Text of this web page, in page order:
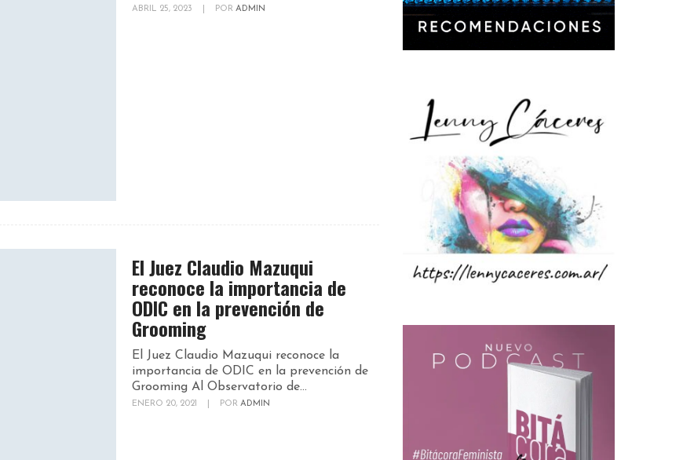
ABRIL 25, 2023 POR ADMIN
El Juez Claudio Mazuqui
reconoce la importancia de
ODIC en la prevención de
Grooming
El Juez Claudio Mazuqui reconoce la
importancia de ODIC en la prevención de
Grooming Al Observatorio de...
ENERO 20, 2021 POR ADMIN